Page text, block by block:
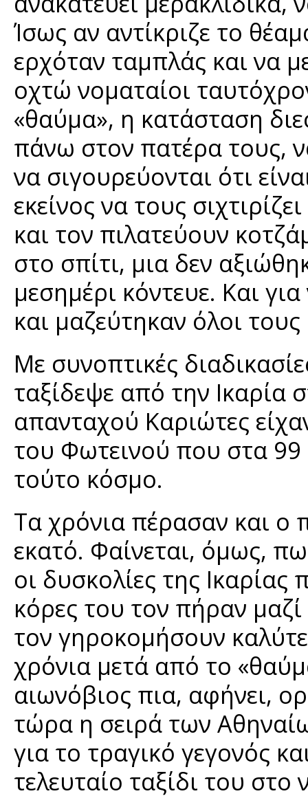
Ίσως αν αντίκριζε το
ερχόταν ταμπλάς και να
οχτώ νοματαίοι
«θαύμα», η κατάσταση
πάνω στον πατέρα τους,
να σιγουρεύονται ότι
εκείνος να τους
και τον πιλατεύουν
στο σπίτι, μια δεν
μεσημέρι κόντευε. Και
και μαζεύτηκαν όλοι
Με συνοπτικές
ταξίδεψε από την Ικαρία
απανταχού Καριώτες
του Φωτεινού που στα 99
τούτο κόσμο.
Τα χρόνια πέρασαν και ο
εκατό. Φαίνεται, όμως,
οι δυσκολίες της
κόρες του τον πήραν
τον γηροκομήσουν
χρόνια μετά από το
αιωνόβιος πια, αφήνει,
τώρα η σειρά των
για το τραγικό γεγονός
τελευταίο ταξίδι του στο